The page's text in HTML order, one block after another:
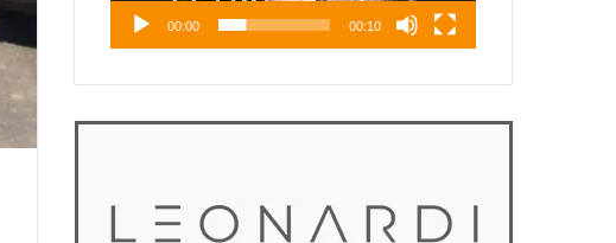
00:00 00:10